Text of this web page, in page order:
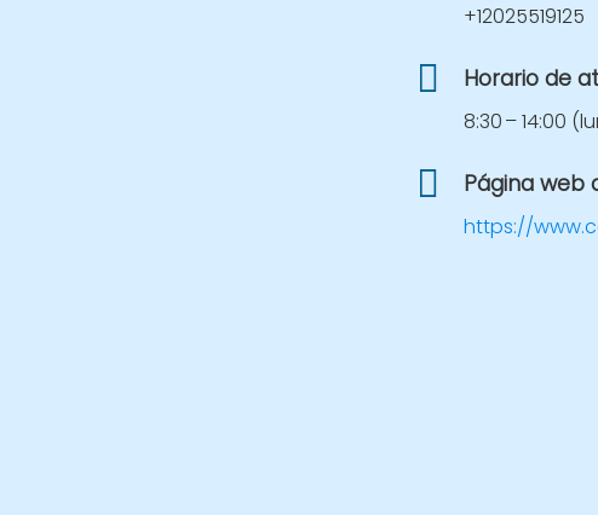
+12025519125
Horario de
8:30 – 14:00
Página web
https://